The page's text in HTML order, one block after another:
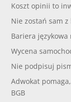
Koszt opinii to
Nie zostań sam
Bariera językowa
Wycena
Nie podpisuj
Adwokat
BGB